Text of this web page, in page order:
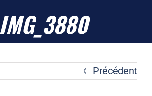
IMG_3880
Précédent